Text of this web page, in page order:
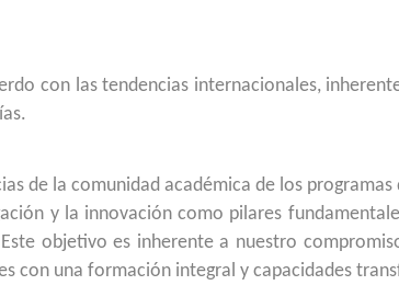
con las tendencias internacionales,
de la comunidad académica de los programas
y la innovación como pilares
objetivo es inherente a nuestro
con una formación integral y capacidades